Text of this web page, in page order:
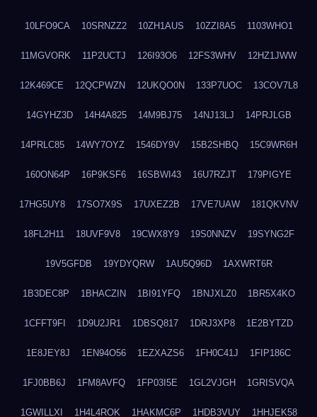
10LFO9CA 10SRNZZ2 10ZH1AUS 10ZZI8A5 1103WHO1
11MGVORK 11P2UCTJ 126I93O6 12FS3WHV 12HZ1JWW
12K469CE 12QCPWZN 12UKQO0N 133P7UOC 13COV7L8
14GYHZ3D 14H4A825 14M9BJ75 14NJ13LJ 14PRJLGB
14PRLC85 14WY7OYZ 1546DY9V 15B2SHBQ 15C9WR6H
160ON64P 16P9KSF6 16SBWI43 16U7RZJT 179PIGYE
17HG5UY8 17SO7X9S 17UXEZ2B 17VE7UAW 181QKVNV
18FL2H11 18UVF9V8 19CWX8Y9 19S0NNZV 19SYNG2F
19V5GFDB 19YDYQRW 1AU5Q96D 1AXWRT6R
1B3DEC8P 1BHACZIN 1BI91YFQ 1BNJXLZ0 1BR5X4KO
1CFFT9FI 1D9U2JR1 1DBSQ817 1DRJ3XP8 1E2BYTZD
1E8JEY8J 1EN94O56 1EZXAZS6 1FH0C41J 1FIP186C
1FJ0BB6J 1FM8AVFQ 1FP03I5E 1GL2VJGH 1GRISVQA
1GWILLXI 1H4L4ROK 1HAKMC6P 1HDB3VUY 1HHJEK58